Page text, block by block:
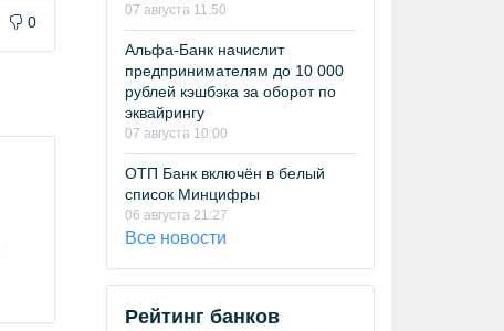
0
07 августа 11:50
Альфа-Банк начислит
предпринимателям до 10 000
рублей кэшбэка за оборот по
эквайрингу
07 августа 10:00
ОТП Банк включён в белый
список Минцифры
06 августа 21:27
Все новости
Рейтинг банков